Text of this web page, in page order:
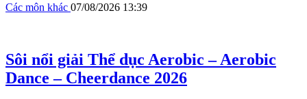
Các môn khác 07/08/2026 13:39
Sôi nổi giải Thể dục Aerobic – Aerobic
Dance – Cheerdance 2026